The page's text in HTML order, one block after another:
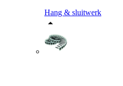
Hang & sluitwerk